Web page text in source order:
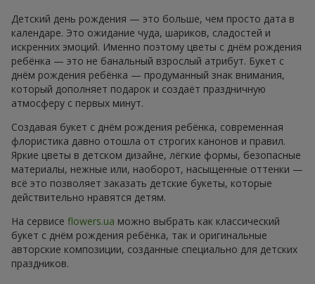
Детский день рождения — это больше, чем просто дата в
календаре. Это ожидание чуда, шариков, сладостей и
искренних эмоций. Именно поэтому цветы с днём рождения
ребёнка — это не банальный взрослый атрибут. Букет с
днём рождения ребёнка — продуманный знак внимания,
который дополняет подарок и создаёт праздничную
атмосферу с первых минут.
Создавая букет с днём рождения ребёнка, современная
флористика давно отошла от строгих канонов и правил.
Яркие цветы в детском дизайне, лёгкие формы, безопасные
материалы, нежные или, наоборот, насыщенные оттенки —
всё это позволяет заказать детские букеты, которые
действительно нравятся детям.
На сервисе flowers.ua можно выбрать как классический
букет с днём рождения ребёнка, так и оригинальные
авторские композиции, созданные специально для детских
праздников.